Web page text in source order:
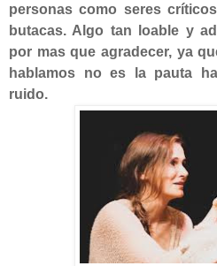
personas como seres
butacas. Algo tan loable y
por mas que agradecer, ya
hablamos no es la pauta
ruido.